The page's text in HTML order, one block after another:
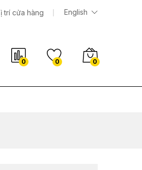
trí cửa hàng English
0 0 0
Thêm vào giỏ hàng